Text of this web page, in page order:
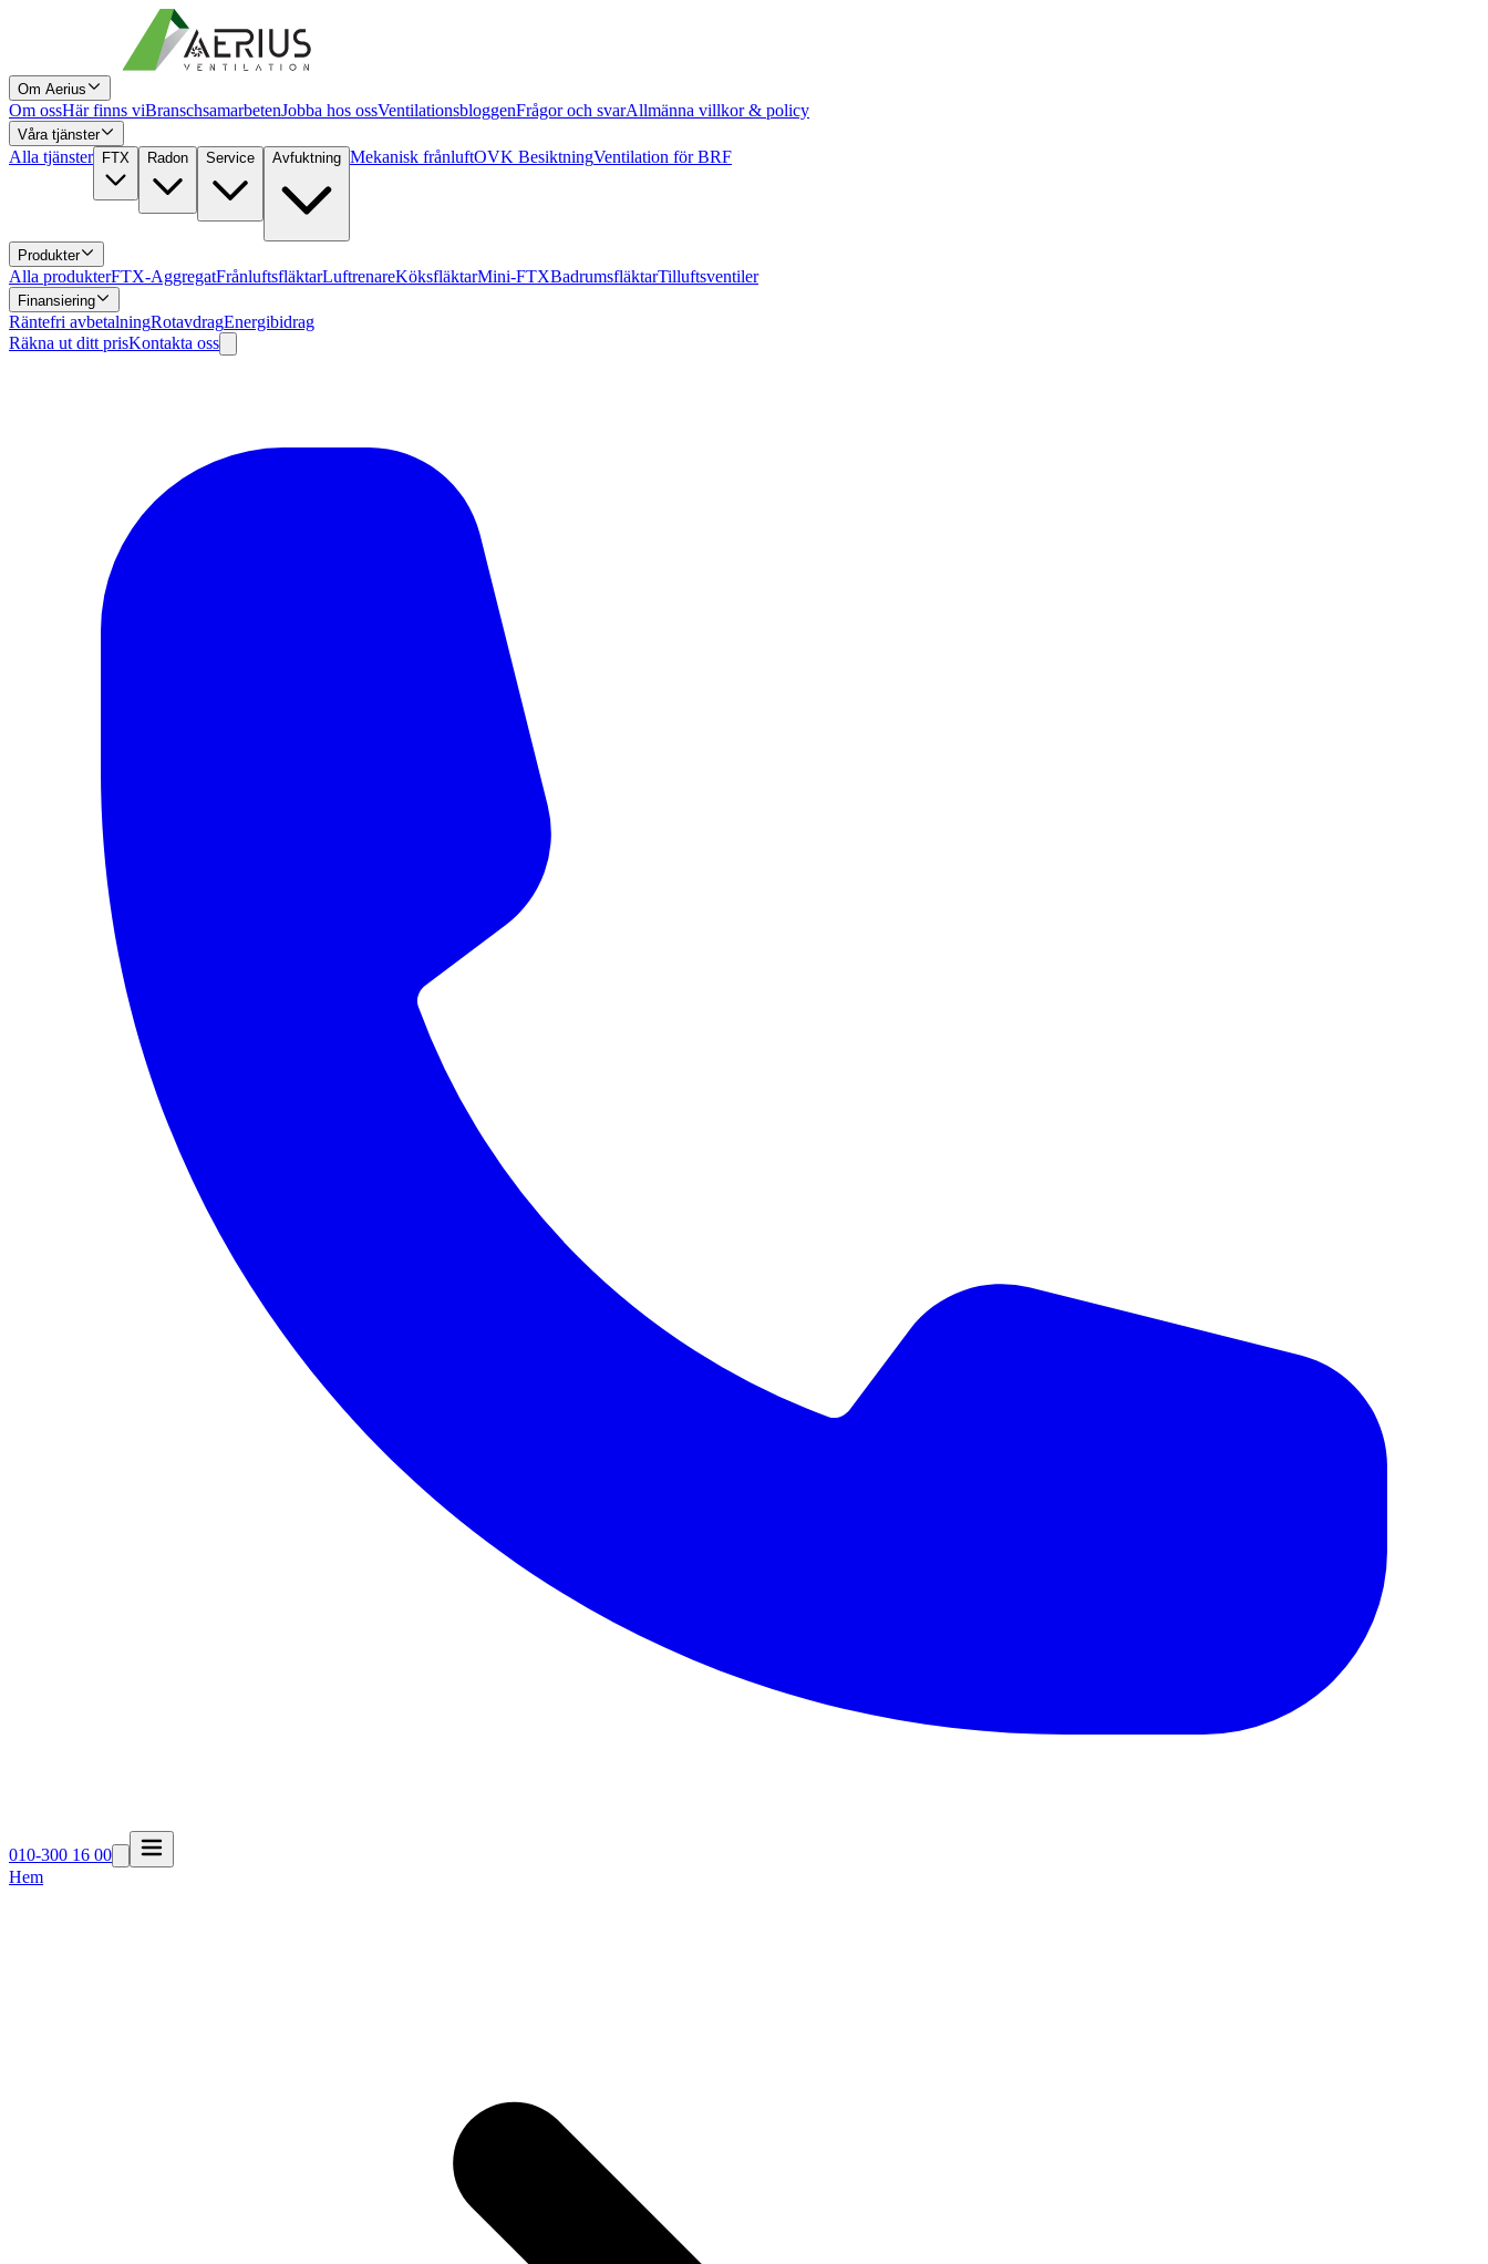
Om Aerius
Om ossHär finns viBranschsamarbetenJobba hos ossVentilationsbloggenFrågor och svarAllmänna villkor & policy
Våra tjänster
Alla tjänster FTX Radon Service Avfuktning Mekanisk frånluftOVK BesiktningVentilation för BRF
Produkter
Alla produkterFTX-AggregatFrånluftsfläktarLuftrenareKöksfläktarMini-FTXBadrumsfläktarTilluftsventiler
Finansiering
Räntefri avbetalningRotavdragEnergibidrag
Räkna ut ditt prisKontakta oss
010-300 16 00
Hem